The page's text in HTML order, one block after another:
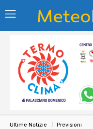
Ultime Notizie Previsioni